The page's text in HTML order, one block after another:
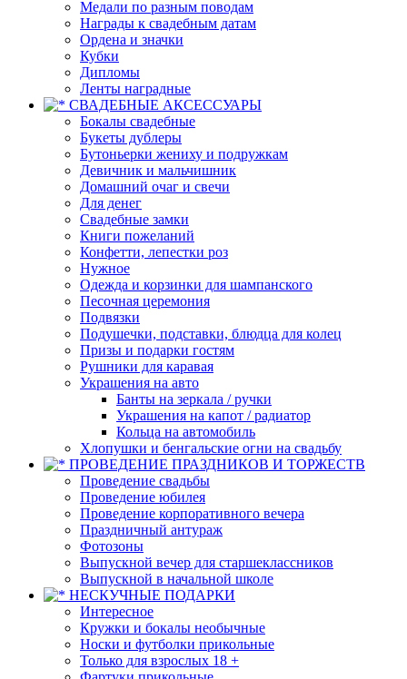
Медали по разным поводам
Награды к свадебным датам
Ордена и значки
Кубки
Дипломы
Ленты наградные
СВАДЕБНЫЕ АКСЕССУАРЫ
Бокалы свадебные
Букеты дублеры
Бутоньерки жениху и подружкам
Девичник и мальчишник
Домашний очаг и свечи
Для денег
Свадебные замки
Книги пожеланий
Конфетти, лепестки роз
Нужное
Одежда и корзинки для шампанского
Песочная церемония
Подвязки
Подушечки, подставки, блюдца для колец
Призы и подарки гостям
Рушники для каравая
Украшения на авто
Банты на зеркала / ручки
Украшения на капот / радиатор
Кольца на автомобиль
Хлопушки и бенгальские огни на свадьбу
ПРОВЕДЕНИЕ ПРАЗДНИКОВ И ТОРЖЕСТВ
Проведение свадьбы
Проведение юбилея
Проведение корпоративного вечера
Праздничный антураж
Фотозоны
Выпускной вечер для старшеклассников
Выпускной в начальной школе
НЕСКУЧНЫЕ ПОДАРКИ
Интересное
Кружки и бокалы необычные
Носки и футболки прикольные
Только для взрослых 18 +